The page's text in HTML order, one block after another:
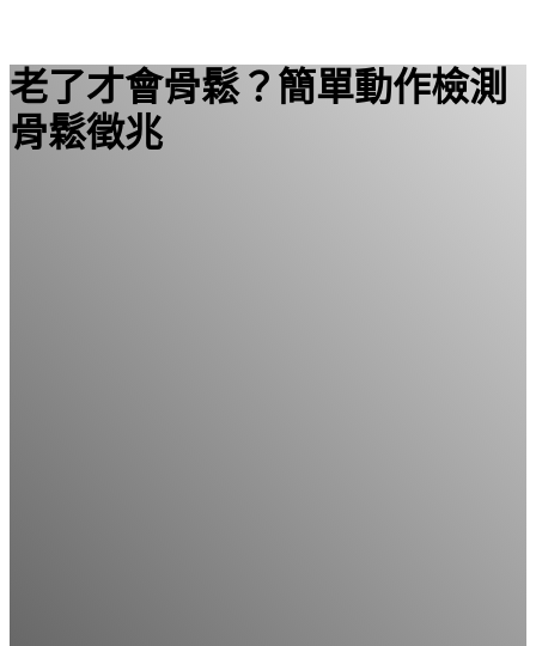
老了才會骨鬆？簡單動作檢測
骨鬆徵兆